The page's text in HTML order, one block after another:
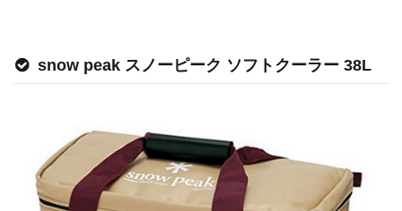
snow peak スノーピーク ソフトクーラー 38L